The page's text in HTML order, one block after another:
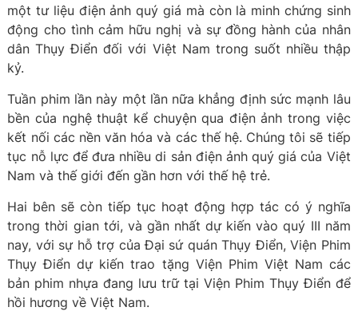
một tư liệu điện ảnh quý giá mà còn là minh chứng sinh
động cho tình cảm hữu nghị và sự đồng hành của nhân
dân Thụy Điển đối với Việt Nam trong suốt nhiều thập
kỷ.
Tuần phim lần này một lần nữa khẳng định sức mạnh lâu
bền của nghệ thuật kể chuyện qua điện ảnh trong việc
kết nối các nền văn hóa và các thế hệ. Chúng tôi sẽ tiếp
tục nỗ lực để đưa nhiều di sản điện ảnh quý giá của Việt
Nam và thế giới đến gần hơn với thế hệ trẻ.
Hai bên sẽ còn tiếp tục hoạt động hợp tác có ý nghĩa
trong thời gian tới, và gần nhất dự kiến vào quý III năm
nay, với sự hỗ trợ của Đại sứ quán Thụy Điển, Viện Phim
Thụy Điển dự kiến trao tặng Viện Phim Việt Nam các
bản phim nhựa đang lưu trữ tại Viện Phim Thụy Điển để
hồi hương về Việt Nam.